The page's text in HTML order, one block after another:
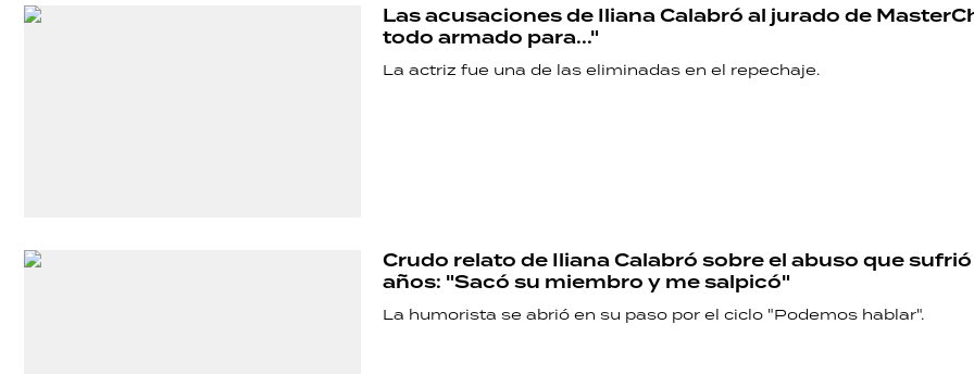
Las acusaciones de Iliana Calabró al jurado de
todo armado para..."
La actriz fue una de las eliminadas en el repechaje.
Crudo relato de Iliana Calabró sobre el abuso que
años: "Sacó su miembro y me salpicó"
La humorista se abrió en su paso por el ciclo "Podemos hablar".